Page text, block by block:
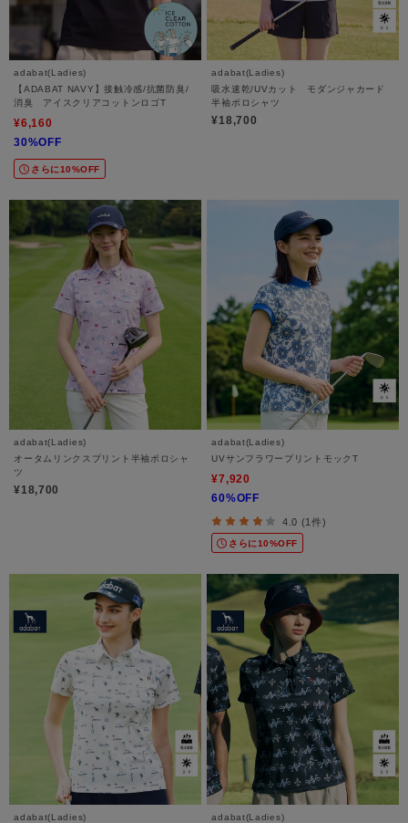
adabat(Ladies)
【ADABAT NAVY】接触冷感/抗菌防臭/
消臭 アイスクリアコットンロゴT
¥6,160
30%OFF
さらに10%OFF
adabat(Ladies)
吸水速乾/UVカット モダンジャカード
半袖ポロシャツ
¥18,700
adabat(Ladies)
オータムリンクスプリント半袖ポロシャ
ツ
¥18,700
adabat(Ladies)
UVサンフラワープリントモックT
¥7,920
60%OFF
4.0 (1件)
さらに10%OFF
adabat(Ladies)
adabat(Ladies)